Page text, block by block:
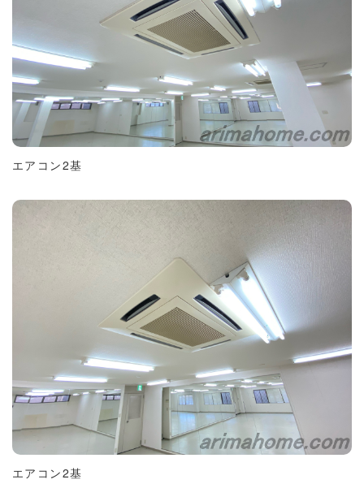
エアコン2基
エアコン2基